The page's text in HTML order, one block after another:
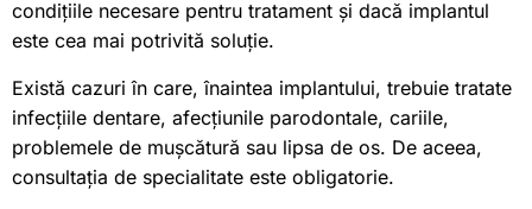
condițiile necesare pentru tratament și dacă implantul
este cea mai potrivită soluție.
Există cazuri în care, înaintea implantului, trebuie tratate
infecțiile dentare, afecțiunile parodontale, cariile,
problemele de mușcătură sau lipsa de os. De aceea,
consultația de specialitate este obligatorie.